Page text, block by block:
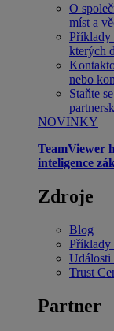
O
míst a
Příklady
kterých
nebo
Staňte
NOVINKY
TeamViewer
inteligence
Zdroje
Blog
Příklady
Události
Trust
Partner